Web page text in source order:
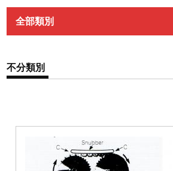
全部類別
不分類別